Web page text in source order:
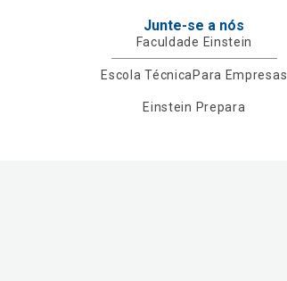
Junte-se a nós
Faculdade Einstein
Escola Técnica Para Empresas
Einstein Prepara